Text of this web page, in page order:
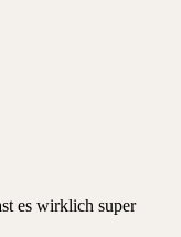
es wirklich super